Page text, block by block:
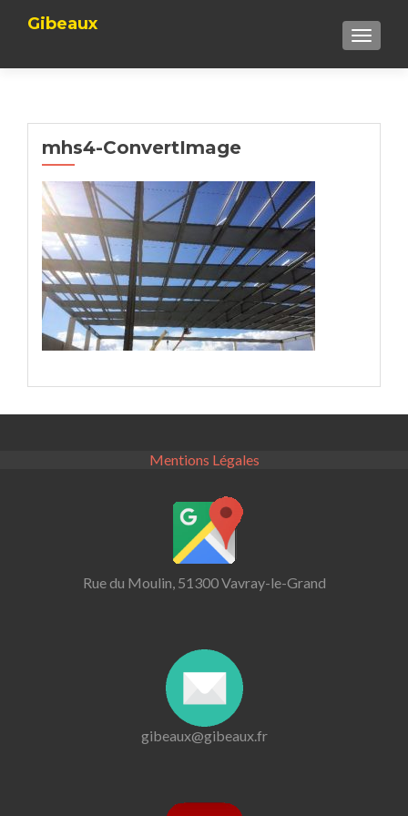
Gibeaux
mhs4-ConvertImage
Mentions Légales
Rue du Moulin, 51300 Vavray-le-Grand
gibeaux@gibeaux.fr